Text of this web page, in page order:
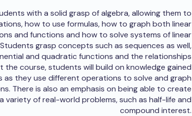
with a solid grasp of algebra, allowing them to
how to use formulas, how to graph both linear
and functions and how to solve systems of linear
grasp concepts such as sequences as well,
and quadratic functions and the relationships
course, students will build on knowledge gained
as they use different operations to solve and graph
There is also an emphasis on being able to create
variety of real-world problems, such as half-life and
compound interest.